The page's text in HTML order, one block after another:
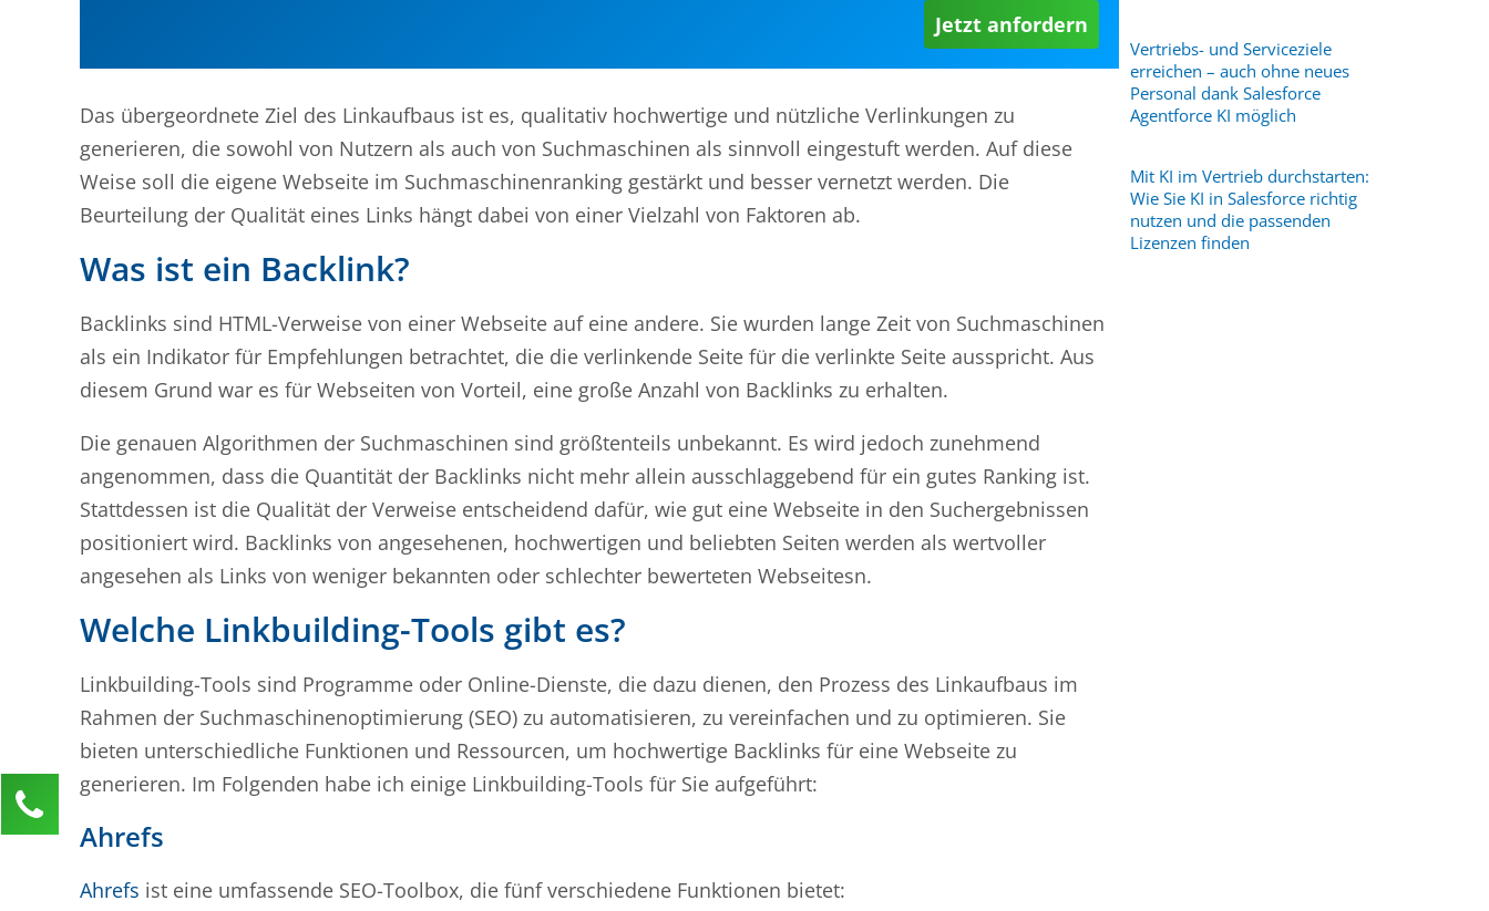
Jetzt anfordern
Das übergeordnete Ziel des Linkaufbaus ist es, qualitativ hochwertige und nützliche Verlinkungen zu
generieren, die sowohl von Nutzern als auch von Suchmaschinen als sinnvoll eingestuft werden. Auf diese
Weise soll die eigene Webseite im Suchmaschinenranking gestärkt und besser vernetzt werden. Die
Beurteilung der Qualität eines Links hängt dabei von einer Vielzahl von Faktoren ab.
Was ist ein Backlink?
Backlinks sind HTML-Verweise von einer Webseite auf eine andere. Sie wurden lange Zeit von Suchmaschinen
als ein Indikator für Empfehlungen betrachtet, die die verlinkende Seite für die verlinkte Seite ausspricht. Aus
diesem Grund war es für Webseiten von Vorteil, eine große Anzahl von Backlinks zu erhalten.
Die genauen Algorithmen der Suchmaschinen sind größtenteils unbekannt. Es wird jedoch zunehmend
angenommen, dass die Quantität der Backlinks nicht mehr allein ausschlaggebend für ein gutes Ranking ist.
Stattdessen ist die Qualität der Verweise entscheidend dafür, wie gut eine Webseite in den Suchergebnissen
positioniert wird. Backlinks von angesehenen, hochwertigen und beliebten Seiten werden als wertvoller
angesehen als Links von weniger bekannten oder schlechter bewerteten Webseitesn.
Welche Linkbuilding-Tools gibt es?
Linkbuilding-Tools sind Programme oder Online-Dienste, die dazu dienen, den Prozess des Linkaufbaus im
Rahmen der Suchmaschinenoptimierung (SEO) zu automatisieren, zu vereinfachen und zu optimieren. Sie
bieten unterschiedliche Funktionen und Ressourcen, um hochwertige Backlinks für eine Webseite zu
generieren. Im Folgenden habe ich einige Linkbuilding-Tools für Sie aufgeführt:
Ahrefs
Ahrefs ist eine umfassende SEO-Toolbox, die fünf verschiedene Funktionen bietet:
Vertriebs- und Serviceziele
erreichen – auch ohne neues
Personal dank Salesforce
Agentforce KI möglich
Mit KI im Vertrieb durchstarten:
Wie Sie KI in Salesforce richtig
nutzen und die passenden
Lizenzen finden
Kontaktieren Sie uns!